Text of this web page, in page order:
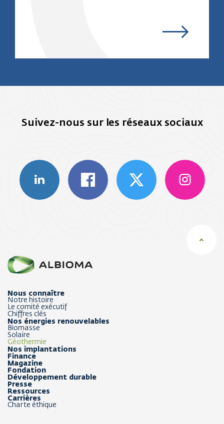
Suivez-nous sur les réseaux sociaux
Nous connaître
Notre histoire
Le comité exécutif
Chiffres clés
Nos énergies renouvelables
Biomasse
Solaire
Géothermie
Nos implantations
Finance
Magazine
Fondation
Développement durable
Presse
Ressources
Carrières
Charte éthique